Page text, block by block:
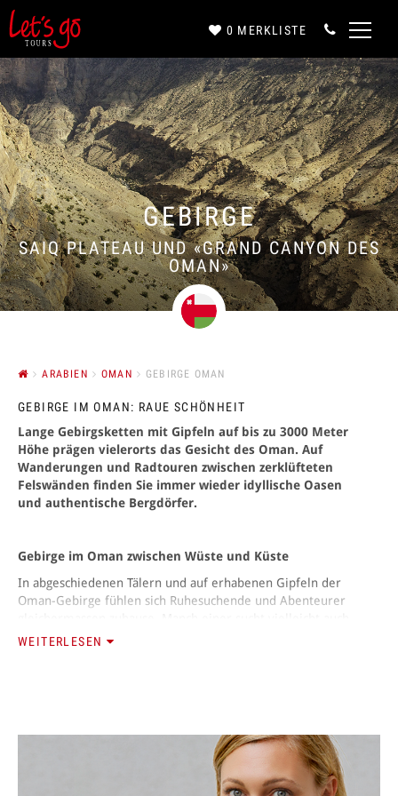
0 MERKLISTE
SAIQ PLATEAU UND «GRAND CANYON DES
OMAN»
GEBIRGE
ARABIEN OMAN GEBIRGE OMAN
GEBIRGE IM OMAN: RAUE SCHÖNHEIT
Lange Gebirgsketten mit Gipfeln auf bis zu 3000 Meter
Höhe prägen vielerorts das Gesicht des Oman. Auf
Wanderungen und Radtouren zwischen zerklüfteten
Felswänden finden Sie immer wieder idyllische Oasen
und authentische Bergdörfer.
Gebirge im Oman zwischen Wüste und Küste
In abgeschiedenen Tälern und auf erhabenen Gipfeln der
Oman-Gebirge fühlen sich Ruhesuchende und Abenteurer
nur Zuflucht vor den heissen Temperaturen der flacheren
WEITERLESEN
Anrede*
Vorname*
Nachname*
ANMELDEN